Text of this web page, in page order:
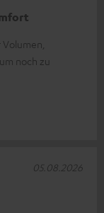
noch zu
05.08.2026